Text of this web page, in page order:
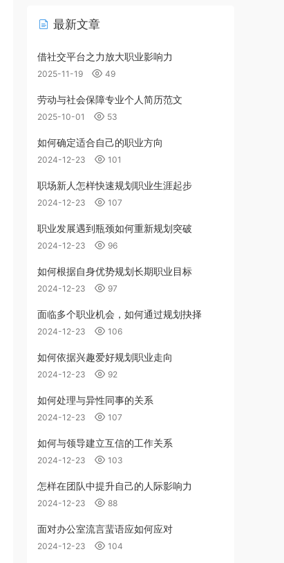
最新文章
借社交平台之力放大职业影响力
2025-11-19 49
劳动与社会保障专业个人简历范文
2025-10-01 53
如何确定适合自己的职业方向
2024-12-23 101
职场新人怎样快速规划职业生涯起步
2024-12-23 107
职业发展遇到瓶颈如何重新规划突破
2024-12-23 96
如何根据自身优势规划长期职业目标
2024-12-23 97
面临多个职业机会，如何通过规划抉择
2024-12-23 106
如何依据兴趣爱好规划职业走向
2024-12-23 92
如何处理与异性同事的关系
2024-12-23 107
如何与领导建立互信的工作关系
2024-12-23 103
怎样在团队中提升自己的人际影响力
2024-12-23 88
面对办公室流言蜚语应如何应对
2024-12-23 104